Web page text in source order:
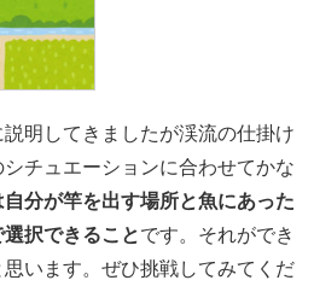
明してきましたが渓流の仕掛け
チュエーションに合わせてかな
自分が竿を出す場所と魚にあった
択できることです。それができ
います。ぜひ挑戦してみてくだ